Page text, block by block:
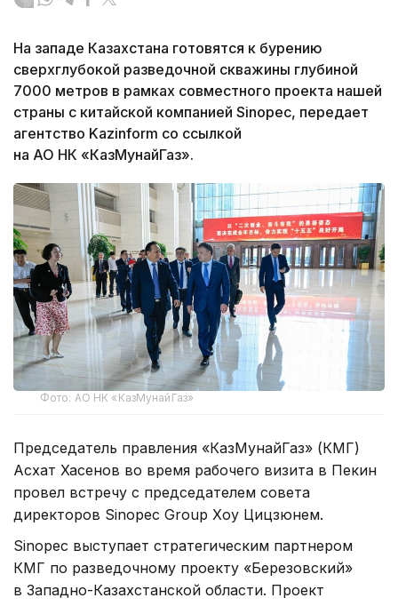
На западе Казахстана готовятся к бурению
сверхглубокой разведочной скважины глубиной
7000 метров в рамках совместного проекта нашей
страны с китайской компанией Sinopec, передает
агентство Kazinform со ссылкой
на АО НК «КазМунайГаз».
Фото: АО НК «КазМунайГаз»
Председатель правления «КазМунайГаз» (КМГ)
Асхат Хасенов во время рабочего визита в Пекин
провел встречу с председателем совета
директоров Sinopec Group Хоу Цицзюнем.
Sinopec выступает стратегическим партнером
КМГ по разведочному проекту «Березовский»
в Западно-Казахстанской области. Проект